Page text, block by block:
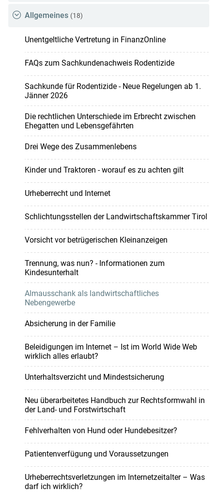
Allgemeines (18)
Unentgeltliche Vertretung in FinanzOnline
FAQs zum Sachkundenachweis Rodentizide
Sachkunde für Rodentizide - Neue Regelungen ab 1.
Jänner 2026
Die rechtlichen Unterschiede im Erbrecht zwischen
Ehegatten und Lebensgefährten
Drei Wege des Zusammenlebens
Kinder und Traktoren - worauf es zu achten gilt
Urheberrecht und Internet
Schlichtungsstellen der Landwirtschaftskammer Tirol
Vorsicht vor betrügerischen Kleinanzeigen
Trennung, was nun? - Informationen zum
Kindesunterhalt
Almausschank als landwirtschaftliches
Nebengewerbe
Absicherung in der Familie
Beleidigungen im Internet – Ist im World Wide Web
wirklich alles erlaubt?
Unterhaltsverzicht und Mindestsicherung
Neu überarbeitetes Handbuch zur Rechtsformwahl in
der Land- und Forstwirtschaft
Fehlverhalten von Hund oder Hundebesitzer?
Patientenverfügung und Voraussetzungen
Urheberrechtsverletzungen im Internetzeitalter – Was
darf ich wirklich?